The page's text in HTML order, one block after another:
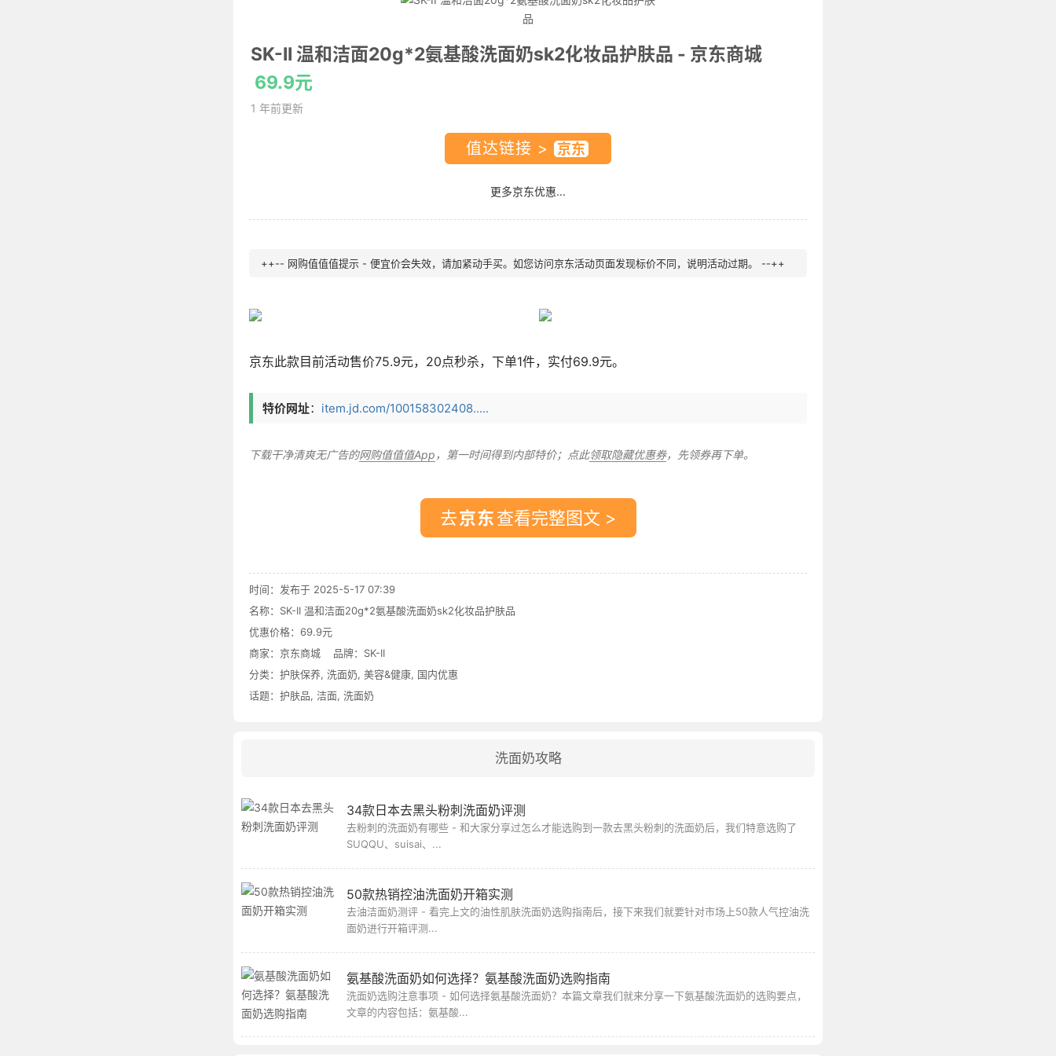
SK-II 温和洁面20g*2氨基酸洗面奶sk2化妆品护肤品 - 京东商城
69.9元
1 年前更新
值达链接 >
更多京东优惠...
++-- 网购值值值提示 - 便宜价会失效，请加紧动手买。如您访问京东活动页面发现标价不同，说明活动过期。 --++
京东此款目前活动售价75.9元，20点秒杀，下单1件，实付69.9元。
特价网址： item.jd.com/100158302408.....
下载干净清爽无广告的网购值值值App ，第一时间得到内部特价；点此领取隐藏优惠券，先领券再下单。
去 查看完整图文 >
时间：发布于 2025-5-17 07:39
名称： SK-II 温和洁面20g*2氨基酸洗面奶sk2化妆品护肤品
优惠价格： 69.9元
商家： 京东商城 品牌： SK-II
分类： 护肤保养, 洗面奶, 美容&健康, 国内优惠
话题： 护肤品, 洁面, 洗面奶
洗面奶攻略
34款日本去黑头粉刺洗面奶评测
去粉刺的洗面奶有哪些 - 和大家分享过怎么才能选购到一款去黑头粉刺的洗面奶后，我们特意选购了
SUQQU、suisai、...
50款热销控油洗面奶开箱实测
去油洁面奶测评 - 看完上文的油性肌肤洗面奶选购指南后，接下来我们就要针对市场上50款人气控油洗
面奶进行开箱评测...
氨基酸洗面奶如何选择？氨基酸洗面奶选购指南
洗面奶选购注意事项 - 如何选择氨基酸洗面奶？本篇文章我们就来分享一下氨基酸洗面奶的选购要点，
文章的内容包括：氨基酸...